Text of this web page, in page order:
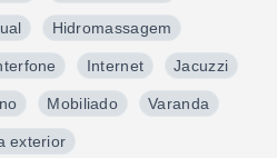
Hidromassagem
Internet Jacuzzi
Mobiliado Varanda
exterior